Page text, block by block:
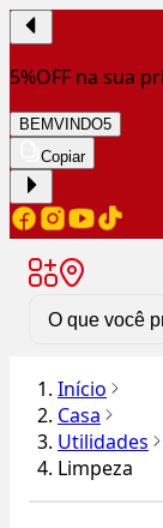
5%OFF na sua
BEMVINDO5
Copiar
Início
Casa
Utilidades
Limpeza